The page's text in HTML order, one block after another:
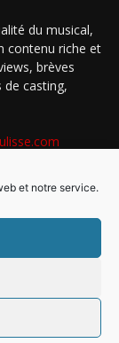
et notre service.
du musical,
contenu riche et
brèves
de casting,